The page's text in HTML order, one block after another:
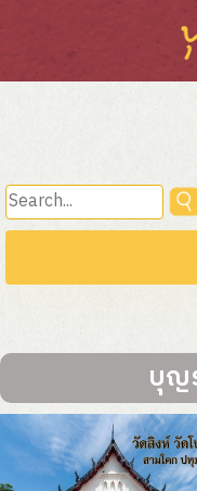
พระพุทธศาสนา
ประเพณีและควา
บุญ